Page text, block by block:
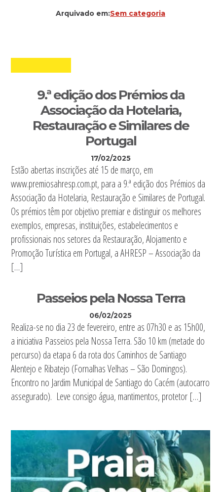
Arquivado em:Sem categoria
9.ª edição dos Prémios da
Associação da Hotelaria,
Restauração e Similares de
Portugal
17/02/2025
Estão abertas inscrições até 15 de março, em
www.premiosahresp.com.pt, para a 9.ª edição dos Prémios da
Associação da Hotelaria, Restauração e Similares de Portugal.
Os prémios têm por objetivo premiar e distinguir os melhores
exemplos, empresas, instituições, estabelecimentos e
profissionais nos setores da Restauração, Alojamento e
Promoção Turística em Portugal, a AHRESP – Associação da
[…]
Passeios pela Nossa Terra
06/02/2025
Realiza-se no dia 23 de fevereiro, entre as 07h30 e as 15h00,
a iniciativa Passeios pela Nossa Terra. São 10 km (metade do
percurso) da etapa 6 da rota dos Caminhos de Santiago
Alentejo e Ribatejo (Fornalhas Velhas – São Domingos).
Encontro no Jardim Municipal de Santiago do Cacém (autocarro
assegurado). Leve consigo água, mantimentos, protetor […]